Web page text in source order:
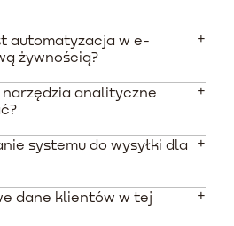
automatyzacja w e-
żywnością?
do samodzielnego
ich akcji na stronie. System
koszyki i przypomina
analityczne
podstawowe scenariusze
Pełny zwrot z kosztów
zazwyczaj między 3 a 6
systemu do wysyłki dla
dla baz liczących
dane klientów w tej